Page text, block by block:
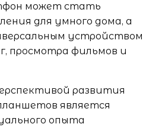
может стать
для умного дома, а
устройством
просмотра фильмов и
развития
является
опыта